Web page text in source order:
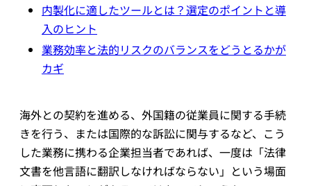
内製化に適したツールとは？選定のポイントと導
入のヒント
業務効率と法的リスクのバランスをどうとるかが
カギ
海外との契約を進める、外国籍の従業員に関する手続
きを行う、または国際的な訴訟に関与するなど、こう
した業務に携わる企業担当者であれば、一度は「法律
文書を他言語に翻訳しなければならない」という場面